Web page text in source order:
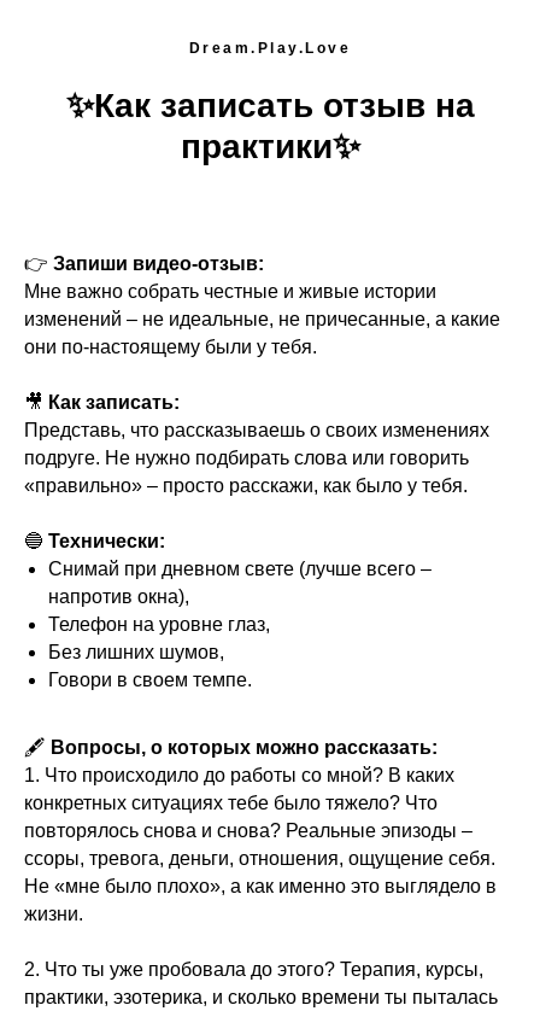
Dream.Play.Love
✨Как записать отзыв на
практики✨
👉 Запиши видео-отзыв:
Мне важно собрать честные и живые истории
изменений – не идеальные, не причесанные, а какие
они по-настоящему были у тебя.
🎥 Как записать:
Представь, что рассказываешь о своих изменениях
подруге. Не нужно подбирать слова или говорить
«правильно» – просто расскажи, как было у тебя.
🔵 Технически:
Снимай при дневном свете (лучше всего –
напротив окна),
Телефон на уровне глаз,
Без лишних шумов,
Говори в своем темпе.
🖋 Вопросы, о которых можно рассказать:
1. Что происходило до работы со мной? В каких
конкретных ситуациях тебе было тяжело? Что
повторялось снова и снова? Реальные эпизоды –
ссоры, тревога, деньги, отношения, ощущение себя.
Не «мне было плохо», а как именно это выглядело в
жизни.
2. Что ты уже пробовала до этого? Терапия, курсы,
практики, эзотерика, и сколько времени ты пыталась